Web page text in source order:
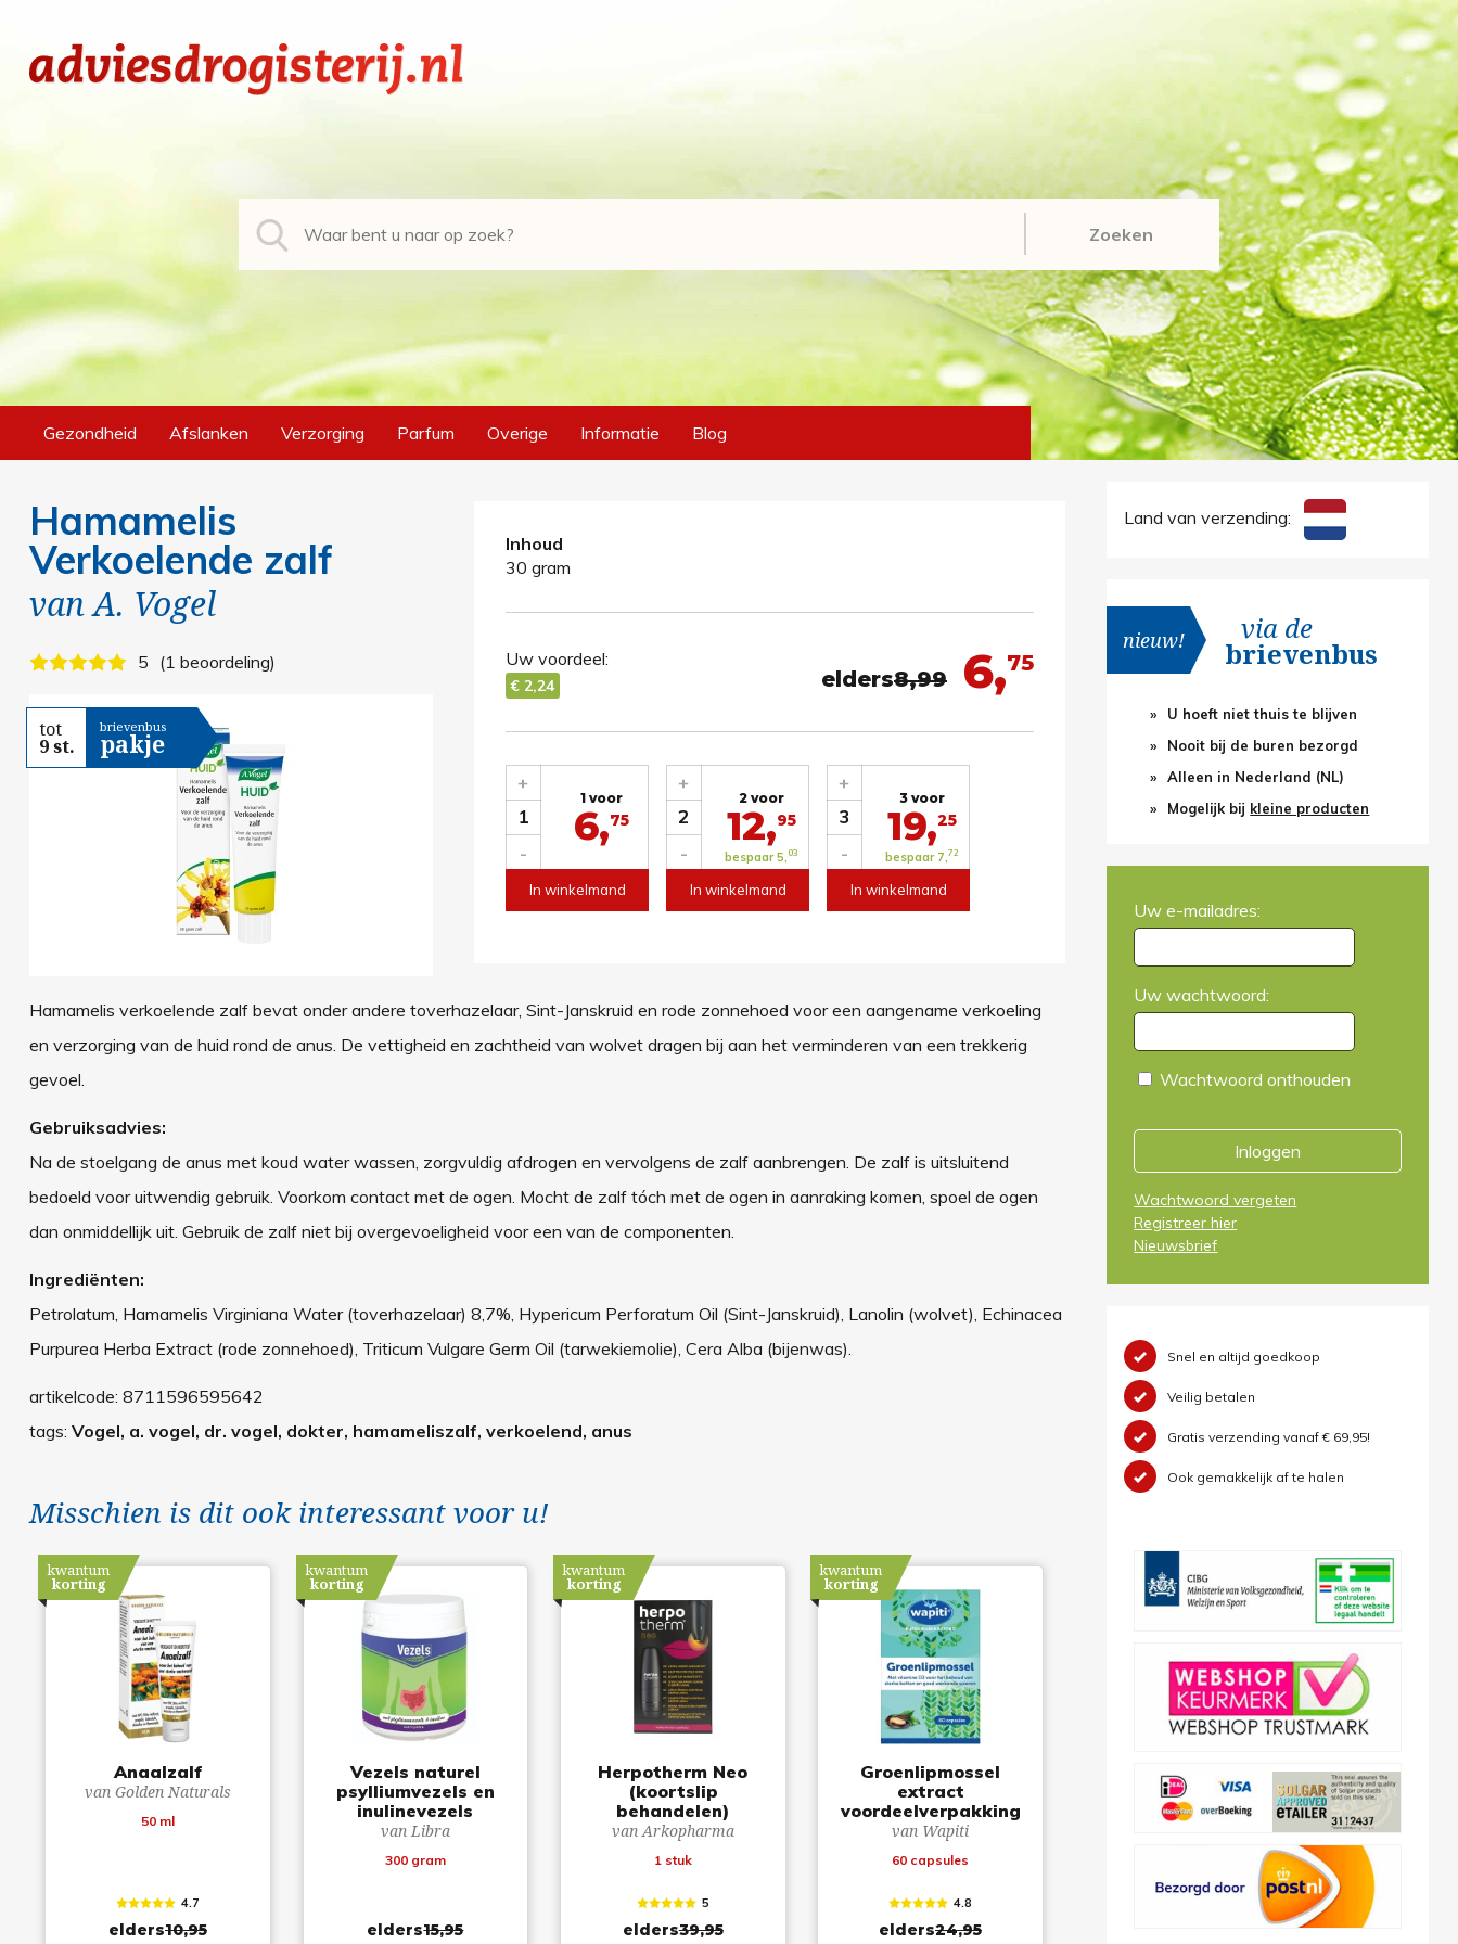
Zoeken
Gezondheid Afslanken Verzorging Parfum Overige Informatie Blog
Hamamelis
Verkoelende zalf
vanA. Vogel
5 1 beoordeling
tot
9 st.
brievenbus
pakje
Inhoud
30 gram
6,75
elders8,99
Uw voordeel:
€ 2,24
1
-
+
1 voor
6,75
In winkelmand
2
-
+
2 voor
12,95
bespaar 5, 03
In winkelmand
3
-
+
3 voor
19,25
bespaar 7,72
In winkelmand
Hamamelis verkoelende zalf bevat onder andere toverhazelaar, Sint-Janskruid en rode zonnehoed voor een aangename verkoeling
en verzorging van de huid rond de anus. De vettigheid en zachtheid van wolvet dragen bij aan het verminderen van een trekkerig
gevoel.
Gebruiksadvies:
Na de stoelgang de anus met koud water wassen, zorgvuldig afdrogen en vervolgens de zalf aanbrengen. De zalf is uitsluitend
bedoeld voor uitwendig gebruik. Voorkom contact met de ogen. Mocht de zalf tóch met de ogen in aanraking komen, spoel de ogen
dan onmiddellijk uit. Gebruik de zalf niet bij overgevoeligheid voor een van de componenten.
Ingrediënten:
Petrolatum, Hamamelis Virginiana Water (toverhazelaar) 8,7%, Hypericum Perforatum Oil (Sint-Janskruid), Lanolin (wolvet), Echinacea
Purpurea Herba Extract (rode zonnehoed), Triticum Vulgare Germ Oil (tarwekiemolie), Cera Alba (bijenwas).
artikelcode: 8711596595642
tags: Vogel, a. vogel, dr. vogel, dokter, hamameliszalf, verkoelend, anus
Misschien is dit ook interessant voor u!
Anaalzalf
van Golden Naturals
50 ml
kwantum
korting
4.7
elders10,95
Vezels naturel
psylliumvezels en
inulinevezels
van Libra
300 gram
kwantum
korting
elders15,95
Herpotherm Neo
(koortslip
behandelen)
van Arkopharma
1 stuk
kwantum
korting
5
elders39,95
Groenlipmossel
extract
voordeelverpakking
van Wapiti
60 capsules
kwantum
korting
4.8
elders24,95
Land van verzending:
nieuw! via de
brievenbus
U hoeft niet thuis te blijven
Nooit bij de buren bezorgd
Alleen in Nederland (NL)
Mogelijk bij kleine producten
Uw e-mailadres:
Uw wachtwoord:
Wachtwoord onthouden
Inloggen
Wachtwoord vergeten
Registreer hier
Nieuwsbrief
Snel en altijd goedkoop
Veilig betalen
Gratis verzending vanaf € 69,95!
Ook gemakkelijk af te halen